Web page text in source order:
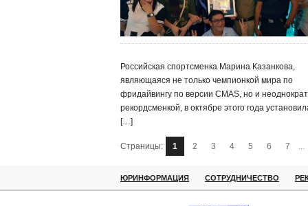
Российская спортсменка Марина Казанкова,
являющаяся не только чемпионкой мира по
фридайвингу по версии CMAS, но и
рекордсменкой, в октябре этого года
[…]
Страницы: 1 2 3 4 5 6 7 ...
ЮРИНФОРМАЦИЯ СОТРУДНИЧЕСТВО